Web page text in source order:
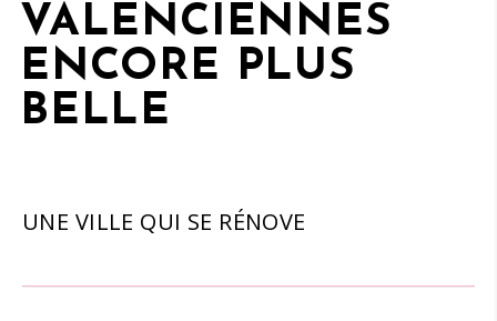
VALENCIENNES
ENCORE PLUS
BELLE
UNE VILLE QUI SE RÉNOVE